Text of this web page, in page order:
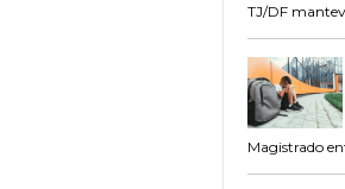
TJ/DF
Magistrado